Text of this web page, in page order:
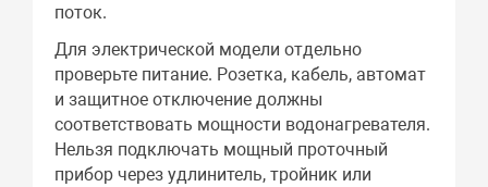
поток.
Для электрической модели отдельно
проверьте питание. Розетка, кабель, автомат
и защитное отключение должны
соответствовать мощности водонагревателя.
Нельзя подключать мощный проточный
прибор через удлинитель, тройник или